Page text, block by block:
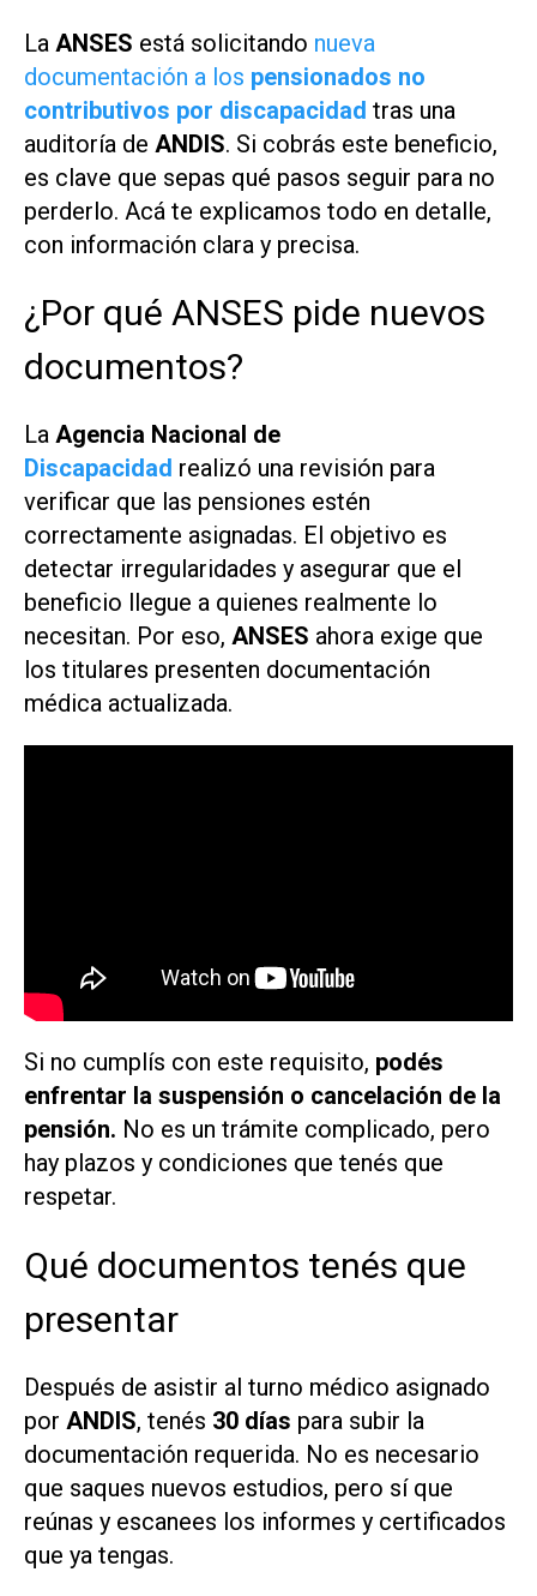
La ANSES está solicitando nueva
documentación a los pensionados no
contributivos por discapacidad tras una
auditoría de ANDIS. Si cobrás este beneficio,
es clave que sepas qué pasos seguir para no
perderlo. Acá te explicamos todo en detalle,
con información clara y precisa.
¿Por qué ANSES pide nuevos
documentos?
La Agencia Nacional de
Discapacidad realizó una revisión para
verificar que las pensiones estén
correctamente asignadas. El objetivo es
detectar irregularidades y asegurar que el
beneficio llegue a quienes realmente lo
necesitan. Por eso, ANSES ahora exige que
los titulares presenten documentación
médica actualizada.
Si no cumplís con este requisito, podés
enfrentar la suspensión o cancelación de la
pensión. No es un trámite complicado, pero
hay plazos y condiciones que tenés que
respetar.
Qué documentos tenés que
presentar
Después de asistir al turno médico asignado
por ANDIS, tenés 30 días para subir la
documentación requerida. No es necesario
que saques nuevos estudios, pero sí que
reúnas y escanees los informes y certificados
que ya tengas.